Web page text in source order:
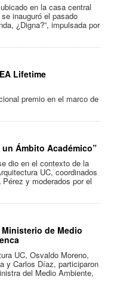
en la casa central
inauguró el pasado
¿Digna?”, impulsada por
Lifetime
premio en el marco de
un Ámbito Académico”
dio en el contexto de la
UC, coordinados
y moderados por el
de Medio
UC, Osvaldo Moreno,
y Carlos Díaz, participaron
del Medio Ambiente,